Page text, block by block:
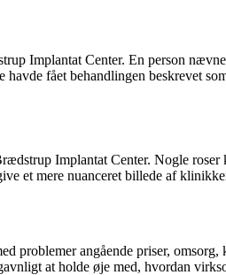
Implantat Center. En person
fået behandlingen beskrevet
Implantat Center. Nogle
et mere nuanceret billede af
angående priser,
at holde øje med, hvordan